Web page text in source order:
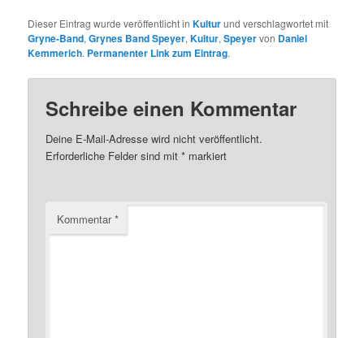
Dieser Eintrag wurde veröffentlicht inKulturund verschlagwortet mit
Gryne-Band,Grynes Band Speyer,Kultur,Speyervon Daniel
Kemmerich. Permanenter Link zum Eintrag.
Schreibe einen Kommentar
Deine E-Mail-Adresse wird nicht veröffentlicht.
Erforderliche Felder sind mit* markiert
Kommentar*